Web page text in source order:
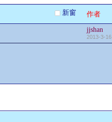
新窗 作者
jjshan
2013-3-16